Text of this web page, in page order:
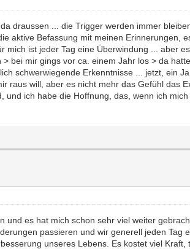
draussen ... die Trigger werden immer
aktive Befassung mit meinen Erinnerungen,
ist jeder Tag eine Überwindung ... aber
bei mir gings vor ca. einem Jahr los > da
schwerwiegende Erkenntnisse ... jetzt, ein
raus will, aber es nicht mehr das Gefühl das
ich habe die Hoffnung, das, wenn ich
es hat mich schon sehr viel weiter
passieren und wir generell jeden Tag
unseres Lebens. Es kostet viel